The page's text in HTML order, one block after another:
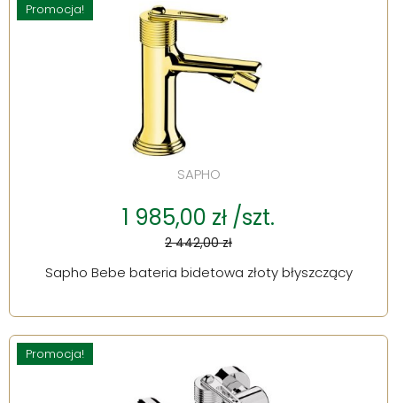
Promocja!
SAPHO
1 985,00 zł /szt.
2 442,00 zł
Sapho Bebe bateria bidetowa złoty błyszczący
Promocja!